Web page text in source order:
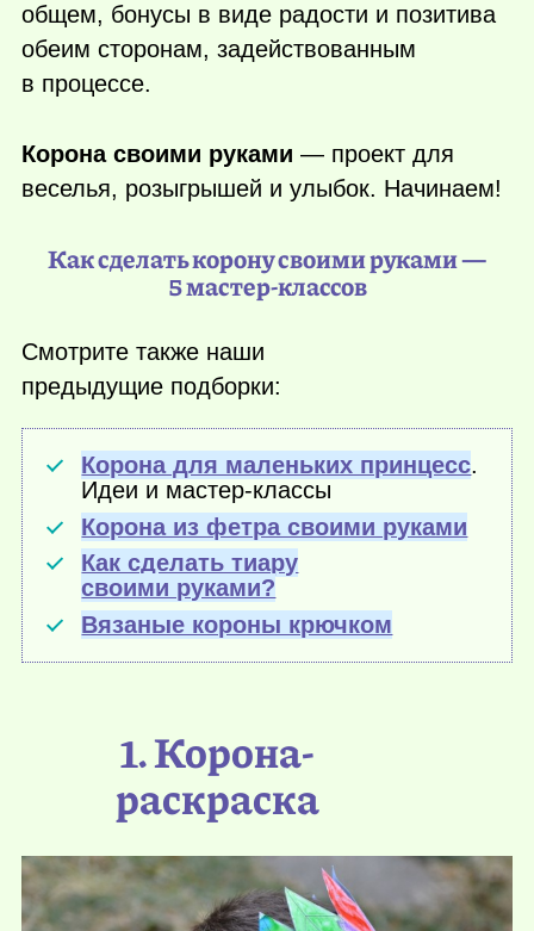
общем, бонусы в виде радости и позитива
обеим сторонам, задействованным
в процессе.
Корона своими руками — проект для
веселья, розыгрышей и улыбок. Начинаем!
Как сделать корону своими руками —
5 мастер-классов
Смотрите также наши
предыдущие подборки:
Корона для маленьких принцесс.
Идеи и мастер-классы
Корона из фетра своими руками
Как сделать тиару
своими руками?
Вязаные короны крючком
1. Корона-
раскраска